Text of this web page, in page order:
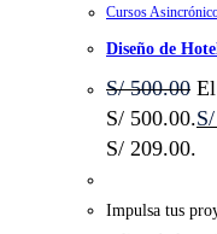
Cursos
Diseño de
S/500.00
S/ 500.00.S/
S/ 209.00.
Impulsa tus